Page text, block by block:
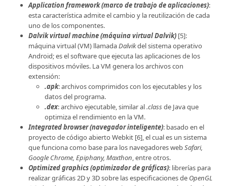
Application framework (marco de trabajo de aplicaciones):
esta característica admite el cambio y la reutilización de cada
uno de los componentes.
Dalvik virtual machine (máquina virtual Dalvik) [5]:
máquina virtual (VM) llamadaDalvikdel sistema operativo
Android; es el software que ejecuta las aplicaciones de los
dispositivos móviles. La VM genera los archivos con
extensión:
.apk: archivos comprimidos con los ejecutables y los
datos del programa.
.dex: archivo ejecutable, similar al.classde Java que
optimiza el rendimiento en la VM.
Integrated browser (navegador inteligente): basado en el
proyecto de código abierto Webkit [6], el cual es un sistema
que funciona como base para los navegadores webSafari,
Google Chrome, Epiphany, Maxthon, entre otros.
Optimized graphics (optimizador de gráficas): librerías para
realizar gráficas 2D y 3D sobre las especificaciones de OpenGL